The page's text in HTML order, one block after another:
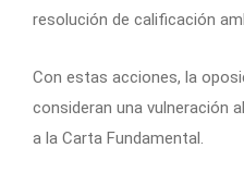
resolución de calificación
Con estas acciones, la
consideran una vulneración
a la Carta Fundamental.